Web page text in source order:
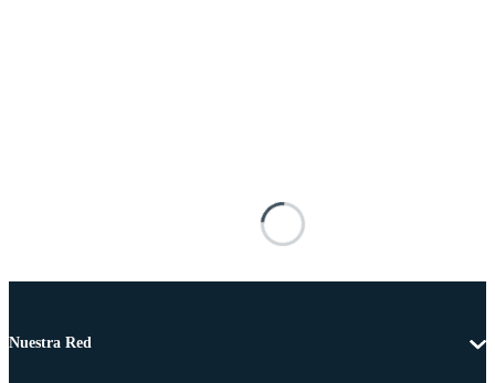
Nuestra Red